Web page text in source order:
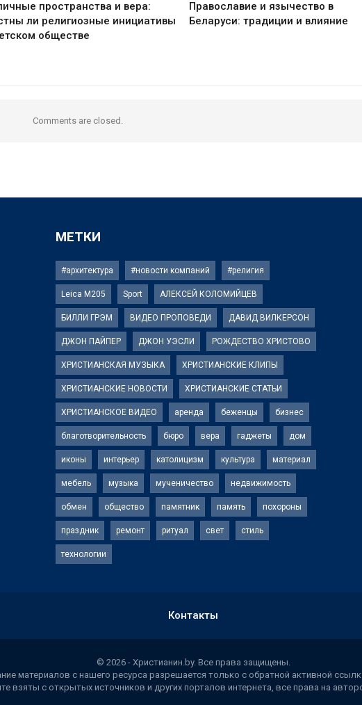
пространства и вера:
ли религиозные инициативы
обществе
Православие и язычество в
Беларуси: традиции и влияние
Comments are closed.
МЕТКИ
#архитектура #новости компаний #религия
Leica M205 Sport АЛЕКСЕЙ КОЛОМИЙЦЕВ
БИЛЛИ ГРЭМ ВИДЕО ПРОПОВЕДИ ДАВИД ВИЛКЕРСОН
ДЖОН ПАЙПЕР ДЖОН УЭСЛИ РОЖДЕСТВО ХРИСТОВО
ХРИСТИАНСКАЯ МУЗЫКА ХРИСТИАНСКИЕ КЛИПЫ
ХРИСТИАНСКИЕ НОВОСТИ ХРИСТИАНСКИЕ СТАТЬИ
ХРИСТИАНСКОЕ ВИДЕО аренда беженцы бизнес
благотворительность бюро вера гаджеты дом
иконы интерьер католицизм культура материал
мебель музыка мученичество недвижимость
обмен общество памятник память похороны
праздник ремонт ритуал свет стиль
технологии
Контакты
© 2026 - Христианин.by. Все права защищены.
материалов с нашего ресурса разрешается только с обратной активной
взяты с открытых источников и других порталов интернета, все права на